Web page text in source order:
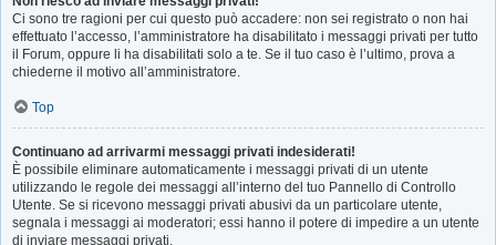
Ci sono tre ragioni per cui questo può accadere: non sei registrato o non hai
effettuato l’accesso, l’amministratore ha disabilitato i messaggi privati per tutto
il Forum, oppure li ha disabilitati solo a te. Se il tuo caso è l’ultimo, prova a
chiederne il motivo all’amministratore.
Top
Continuano ad arrivarmi messaggi privati indesiderati!
È possibile eliminare automaticamente i messaggi privati ​​di un utente
utilizzando le regole dei messaggi all’interno del tuo Pannello di Controllo
Utente. Se si ricevono messaggi privati ​​abusivi da un particolare utente,
segnala i messaggi ai moderatori; essi hanno il potere di impedire a un utente
di inviare messaggi privati​​.